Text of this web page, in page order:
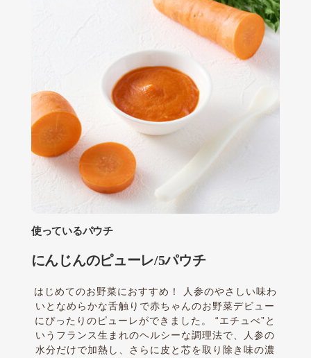
使っているパウチ
にんじんのピューレ/5パウチ
はじめてのお野菜におすすめ！ 人参のやさしい味わ
いとなめらかな舌触りで赤ちゃんのお野菜デビュー
にぴったりのピューレができました。 “エチュべ”と
いうフランス生まれのヘルシーな調理法で、人参の
水分だけで加熱し、さらに皮と芯を取り除き味の濃